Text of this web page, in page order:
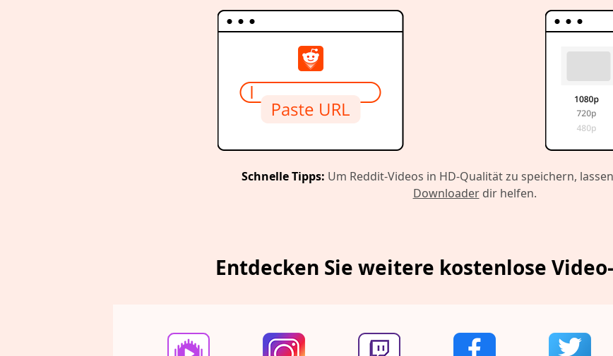
Schnelle Tipps: Um Reddit-Videos in HD-Qualität zu speichern,
Downloaderdir helfen.
Entdecken Sie weitere kostenlose